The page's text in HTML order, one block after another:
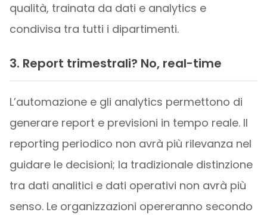
qualità, trainata da dati e analytics e
condivisa tra tutti i dipartimenti.
3. Report trimestrali? No, real-time
L’automazione e gli analytics permettono di
generare report e previsioni in tempo reale. Il
reporting periodico non avrà più rilevanza nel
guidare le decisioni; la tradizionale distinzione
tra dati analitici e dati operativi non avrà più
senso. Le organizzazioni opereranno secondo